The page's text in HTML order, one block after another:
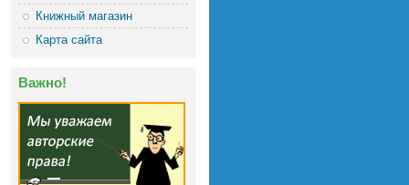
Книжный магазин
Карта сайта
Важно!